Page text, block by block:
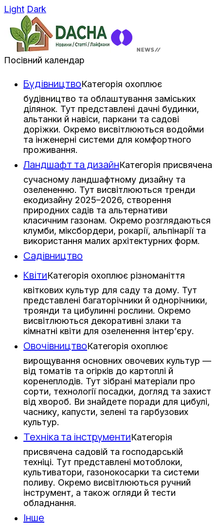
Light Dark
Посівний календар
БудівництвоКатегорія охоплює
будівництво та облаштування заміських
ділянок. Тут представлені дачні будинки,
альтанки й навіси, паркани та садові
доріжки. Окремо висвітлюються водойми
та інженерні системи для комфортного
проживання.
Ландшафт та дизайнКатегорія присвячена
сучасному ландшафтному дизайну та
озелененню. Тут висвітлюються тренди
екодизайну 2025–2026, створення
природних садів та альтернативи
класичним газонам. Окремо розглядаються
клумби, міксбордери, рокарії, альпінарії та
використання малих архітектурних форм.
Садівництво
КвітиКатегорія охоплює різноманіття
квіткових культур для саду та дому. Тут
представлені багаторічники й однорічники,
троянди та цибулинні рослини. Окремо
висвітлюються декоративні злаки та
кімнатні квіти для озеленення інтер’єру.
ОвочівництвоКатегорія охоплює
вирощування основних овочевих культур —
від томатів та огірків до картоплі й
коренеплодів. Тут зібрані матеріали про
сорти, технології посадки, догляд та захист
від хвороб. Ви знайдете поради для цибулі,
часнику, капусти, зелені та гарбузових
культур.
Техніка та інструментиКатегорія
присвячена садовій та господарській
техніці. Тут представлені мотоблоки,
культиватори, газонокосарки та системи
поливу. Окремо висвітлюються ручний
інструмент, а також огляди й тести
обладнання.
Інше